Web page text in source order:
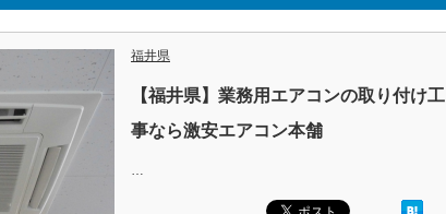
福井県
【福井県】業務用エアコンの取り付け工
事なら激安エアコン本舗
…